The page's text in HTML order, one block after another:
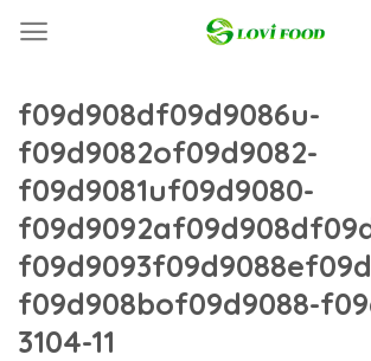
f09d908df09d9086u-
f09d9082of09d9082-
f09d9081uf09d9080-
f09d908bof09d9088-
3104-11